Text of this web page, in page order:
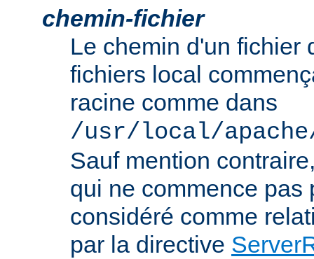
chemin-fichier
Le chemin d'un fichier
fichiers local
racine comme dans
/usr/local/
Sauf mention
qui ne commence pas
considéré comme
par la directive